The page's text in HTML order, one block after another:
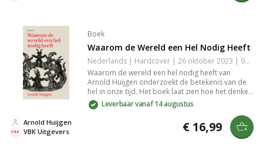
Boek
Waarom de Wereld een Hel Nodig Heeft
Nederlands | Hardcover | 26 oktober 2023 | 96 pagina's | 9789043540346
Waarom de wereld een hel nodig heeft van
Arnold Huijgen onderzoekt de betekenis van de
hel in onze tijd. Het boek laat zien hoe het denken
over hel, kwaad en vergeving bijdraagt aan
begrip van liefde, existentiële dreiging en het
Leverbaar vanaf 14 augustus
VBK Uitgevers
Arnold Huijgen € 16,99